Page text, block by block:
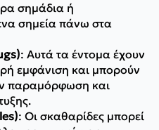
σημάδια ή
σημεία πάνω στα
: Αυτά τα έντομα έχουν
εμφάνιση και μπορούν
παραμόρφωση και
: Οι σκαθαρίδες μπορεί